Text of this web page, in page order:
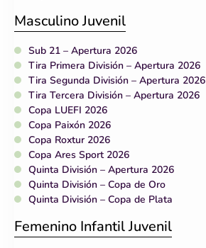
Masculino Juvenil
Sub 21 – Apertura 2026
Tira Primera División – Apertura 2026
Tira Segunda División – Apertura 2026
Tira Tercera División – Apertura 2026
Copa LUEFI 2026
Copa Paixón 2026
Copa Roxtur 2026
Copa Ares Sport 2026
Quinta División – Apertura 2026
Quinta División – Copa de Oro
Quinta División – Copa de Plata
Femenino Infantil Juvenil